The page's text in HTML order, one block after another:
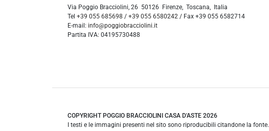
Via Poggio Bracciolini, 26 50126 Firenze, Toscana,
Italia
Tel +39 055 685698 / +39 055 6580242 / Fax +39 055 6582714
E-mail: info@poggiobracciolini.it
Partita IVA: 04195730488
COPYRIGHT POGGIO BRACCIOLINI CASA D'ASTE 2026
I testi e le immagini presenti nel sito sono riproducibili citandone la fonte.